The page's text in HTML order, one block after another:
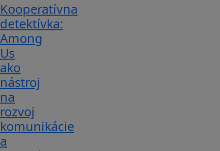
Kooperatívna
detektívka:
Among
Us
ako
nástroj
na
rozvoj
komunikácie
a